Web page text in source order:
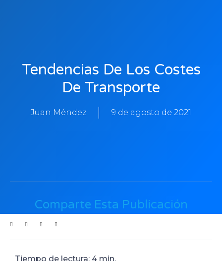
Tendencias De Los Costes
De Transporte
Juan Méndez 9 de agosto de 2021
Comparte Esta Publicación
Tiempo de lectura: 4 min.